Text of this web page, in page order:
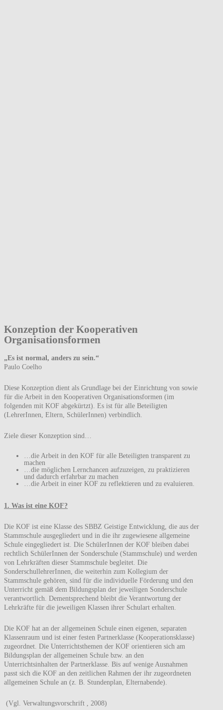
Konzeption der Kooperativen
Organisationsformen
„Es ist normal, anders zu sein.“
Paulo Coelho
Diese Konzeption dient als Grundlage bei der Einrichtung von sowie
für die Arbeit in den Kooperativen Organisationsformen (im
folgenden mit KOF abgekürtzt). Es ist für alle Beteiligten
(LehrerInnen, Eltern, SchülerInnen) verbindlich.
Ziele dieser Konzeption sind…
…die Arbeit in den KOF für alle Beteiligten transparent zu
machen
…die möglichen Lernchancen aufzuzeigen, zu praktizieren
und dadurch erfahrbar zu machen
…die Arbeit in einer KOF zu reflektieren und zu evaluieren.
1. Was ist eine KOF?
Die KOF ist eine Klasse des SBBZ Geistige Entwicklung, die aus der
Stammschule ausgegliedert und in die ihr zugewiesene allgemeine
Schule eingegliedert ist. Die SchülerInnen der KOF bleiben dabei
rechtlich SchülerInnen der Sonderschule (Stammschule) und werden
von Lehrkräften dieser Stammschule begleitet. Die
SonderschullehrerInnen, die weiterhin zum Kollegium der
Stammschule gehören, sind für die individuelle Förderung und den
Unterricht gemäß dem Bildungsplan der jeweiligen Sonderschule
verantwortlich. Dementsprechend bleibt die Verantwortung der
Lehrkräfte für die jeweiligen Klassen ihrer Schulart erhalten.
Die KOF hat an der allgemeinen Schule einen eigenen, separaten
Klassenraum und ist einer festen Partnerklasse (Kooperationsklasse)
zugeordnet. Die Unterrichtsthemen der KOF orientieren sich am
Bildungsplan der allgemeinen Schule bzw. an den
Unterrichtsinhalten der Partnerklasse. Bis auf wenige Ausnahmen
passt sich die KOF an den zeitlichen Rahmen der ihr zugeordneten
allgemeinen Schule an (z. B. Stundenplan, Elternabende).
(Vgl. Verwaltungsvorschrift , 2008)